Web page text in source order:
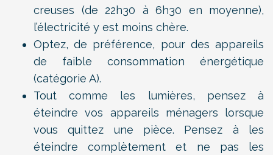
creuses (de 22h30 à 6h30 en moyenne),
l’électricité y est moins chère.
Optez, de préférence, pour des appareils
de faible consommation énergétique
(catégorie A).
Tout comme les lumières, pensez à
éteindre vos appareils ménagers lorsque
vous quittez une pièce. Pensez à les
éteindre complètement et ne pas les